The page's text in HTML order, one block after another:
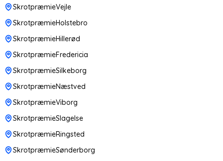
SkrotpræmieVejle
SkrotpræmieHolstebro
SkrotpræmieHillerød
SkrotpræmieFredericia
SkrotpræmieSilkeborg
SkrotpræmieNæstved
SkrotpræmieViborg
SkrotpræmieSlagelse
SkrotpræmieRingsted
SkrotpræmieSønderborg